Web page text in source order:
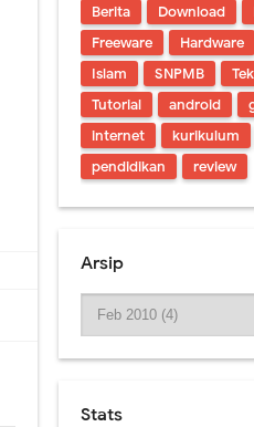
di Sini!
Berita Download
Freeware
Hardware
Islam
SNPMB
Tutorial
android
internet
kurikulum
pendidikan
review
Arsip
Stats